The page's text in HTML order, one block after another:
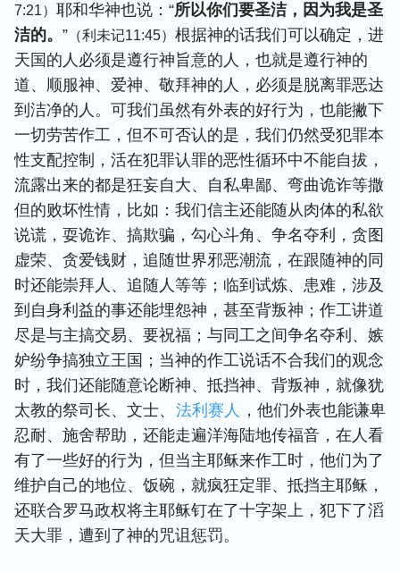
7:21） 耶和华神也说：“所以你们要圣洁，因为我是圣
洁的。 ” （利未记11:45） 根据神的话我们可以确定，进
天国的人必须是遵行神旨意的人，也就是遵行神的
道、顺服神、爱神、敬拜神的人，必须是脱离罪恶达
到洁净的人。可我们虽然有外表的好行为，也能撇下
一切劳苦作工，但不可否认的是，我们仍然受犯罪本
性支配控制，活在犯罪认罪的恶性循环中不能自拔，
流露出来的都是狂妄自大、自私卑鄙、弯曲诡诈等撒
但的败坏性情，比如：我们信主还能随从肉体的私欲
说谎，耍诡诈、搞欺骗，勾心斗角、争名夺利，贪图
虚荣、贪爱钱财，追随世界邪恶潮流，在跟随神的同
时还能崇拜人、追随人等等；临到试炼、患难，涉及
到自身利益的事还能埋怨神，甚至背叛神；作工讲道
尽是与主搞交易、要祝福；与同工之间争名夺利、嫉
妒纷争搞独立王国；当神的作工说话不合我们的观念
时，我们还能随意论断神、抵挡神、背叛神，就像犹
太教的祭司长、文士、 法利赛人 ，他们外表也能谦卑
忍耐、施舍帮助，还能走遍洋海陆地传福音，在人看
有了一些好的行为，但当主耶稣来作工时，他们为了
维护自己的地位、饭碗，就疯狂定罪、抵挡主耶稣，
还联合罗马政权将主耶稣钉在了十字架上，犯下了滔
天大罪，遭到了神的咒诅惩罚。